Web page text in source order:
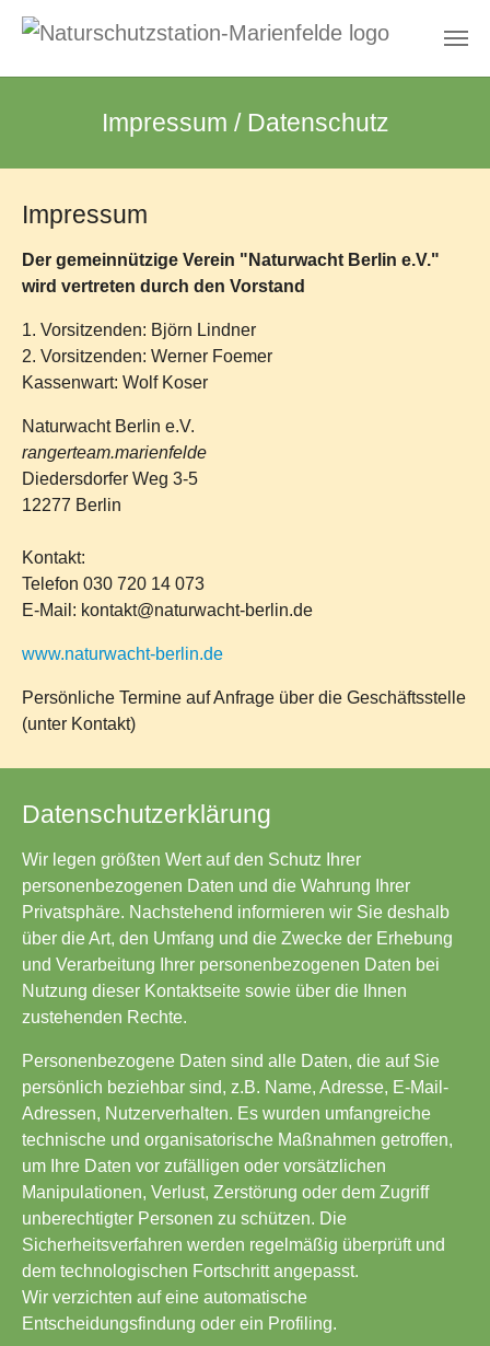
Impressum / Datenschutz
Impressum
Der gemeinnützige Verein "Naturwacht Berlin e.V."
wird vertreten durch den Vorstand
1. Vorsitzenden: Björn Lindner
2. Vorsitzenden: Werner Foemer
Kassenwart: Wolf Koser
Naturwacht Berlin e.V.
rangerteam.marienfelde
Diedersdorfer Weg 3-5
12277 Berlin
Kontakt:
Telefon 030 720 14 073
E-Mail: kontakt@naturwacht-berlin.de
www.naturwacht-berlin.de
Persönliche Termine auf Anfrage über die Geschäftsstelle
(unter Kontakt)
Datenschutzerklärung
Wir legen größten Wert auf den Schutz Ihrer
personenbezogenen Daten und die Wahrung Ihrer
Privatsphäre. Nachstehend informieren wir Sie deshalb
über die Art, den Umfang und die Zwecke der Erhebung
und Verarbeitung Ihrer personenbezogenen Daten bei
Nutzung dieser Kontaktseite sowie über die Ihnen
zustehenden Rechte.
Personenbezogene Daten sind alle Daten, die auf Sie
persönlich beziehbar sind, z.B. Name, Adresse, E-Mail-
Adressen, Nutzerverhalten. Es wurden umfangreiche
technische und organisatorische Maßnahmen getroffen,
um Ihre Daten vor zufälligen oder vorsätzlichen
Manipulationen, Verlust, Zerstörung oder dem Zugriff
unberechtigter Personen zu schützen. Die
Sicherheitsverfahren werden regelmäßig überprüft und
dem technologischen Fortschritt angepasst.
Wir verzichten auf eine automatische
Entscheidungsfindung oder ein Profiling.